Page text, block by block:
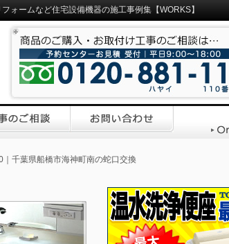
ォームなど住宅設備機器の施工事例集【WORKS】
千葉県船橋市海神町南の蛇口交換